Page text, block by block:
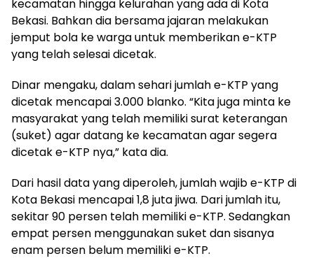
kecamatan hingga kelurahan yang ada di Kota
Bekasi. Bahkan dia bersama jajaran melakukan
jemput bola ke warga untuk memberikan e-KTP
yang telah selesai dicetak.
Dinar mengaku, dalam sehari jumlah e-KTP yang
dicetak mencapai 3.000 blanko. “Kita juga minta ke
masyarakat yang telah memiliki surat keterangan
(suket) agar datang ke kecamatan agar segera
dicetak e-KTP nya,” kata dia.
Dari hasil data yang diperoleh, jumlah wajib e-KTP di
Kota Bekasi mencapai 1,8 juta jiwa. Dari jumlah itu,
sekitar 90 persen telah memiliki e-KTP. Sedangkan
empat persen menggunakan suket dan sisanya
enam persen belum memiliki e-KTP.